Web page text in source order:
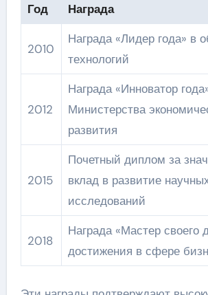
Год Награда
2010
Награда «Лидер года» в
технологий
2012
Награда «Инноватор
Министерства
развития
2015
Почетный диплом за
вклад в развитие
исследований
2018
Награда «Мастер своего
достижения в сфере